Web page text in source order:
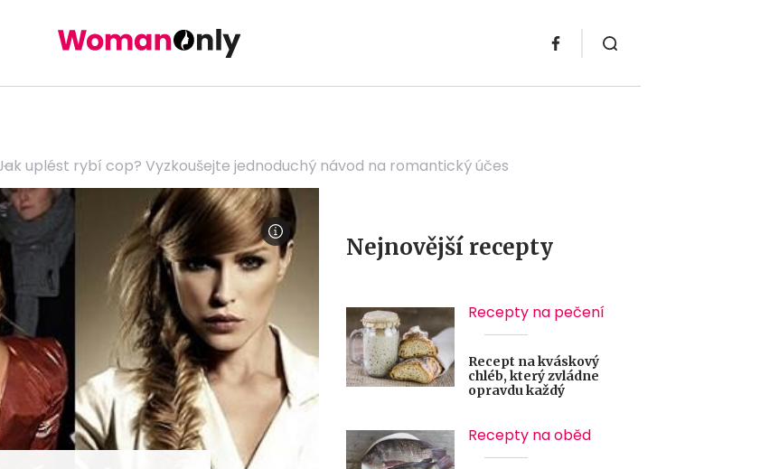
uplést rybí cop? Vyzkoušejte jednoduchý návod na romantický účes
Nejnovější recepty
Recepty na pečení
Recept na kváskový
chléb, který zvládne
opravdu každý
Recepty na oběd